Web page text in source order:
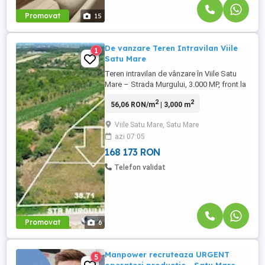
Promovat 15
Promovat 6
1
De vanzare Teren Intravilan Viile
Satu Mare
Teren intravilan de vânzare în Viile Satu
Mare – Strada Murgului, 3.000 MP, front la
Casă vă propune spre vânzare un teren
Strada Murgului, într-o zonă liniștită, cu
acces direct din drum asfaltat. Terenul are
o suprafață ...
56,06 RON/m2| 3,000 m2
Viile Satu Mare, Satu Mare
azi 07:05
168 173 RON
Telefon validat
5
Manpower recruteaza URGENT